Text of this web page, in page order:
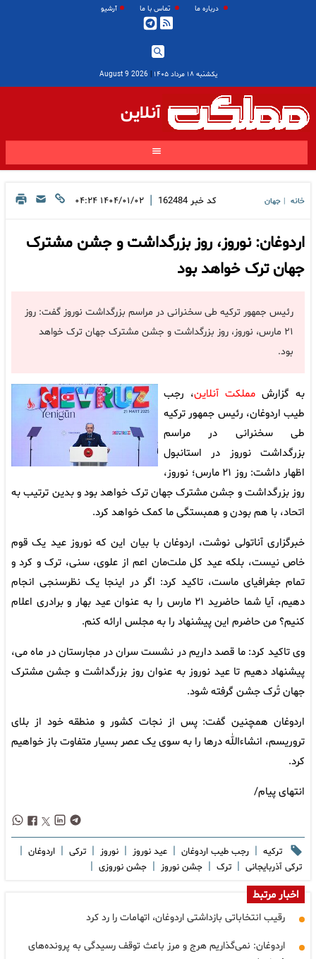
درباره ما تماس با ما آرشیو
یکشنبه ۱۸ مرداد ۱۴۰۵ |
2026 August 9
آنلاین
خانه جهان کد خبر 162484
| ۱۴۰۴/۰۱/۰۲ ۰۴:۲۴
اردوغان: نوروز، روز بزرگداشت و جشن مشترک
جهان ترک خواهد بود
رئیس جمهور ترکیه طی سخنرانی در مراسم بزرگداشت نوروز گفت: روز
۲۱ مارس، نوروز، روز بزرگداشت و جشن مشترک جهان ترک خواهد
بود.
به گزارش مملکت آنلاین، رجب
طیب اردوغان، رئیس جمهور ترکیه
طی سخنرانی در مراسم
بزرگداشت نوروز در استانبول
اظهار داشت: روز ۲۱ مارس؛ نوروز،
روز بزرگداشت و جشن مشترک جهان ترک خواهد بود و بدین ترتیب به
اتحاد، با هم بودن و همبستگی ما کمک خواهد کرد.
خبرگزاری آناتولی نوشت، اردوغان با بیان این که نوروز عید یک قوم
خاص نیست، بلکه عید کل ملت‌مان اعم از علوی، سنی، ترک و کرد و
تمام جغرافیای ماست، تاکید کرد: اگر در اینجا یک نظرسنجی انجام
دهیم، آیا شما حاضرید ۲۱ مارس را به عنوان عید بهار و برادری اعلام
کنیم؟ من حاضرم این پیشنهاد را به مجلس ارائه کنم.
وی تاکید کرد: ما قصد داریم در نشست سران در مجارستان در ماه می،
پیشنهاد دهیم تا عید نوروز به عنوان روز بزرگداشت و جشن مشترک
جهان تُرک جشن گرفته شود.
اردوغان همچنین گفت: پس از نجات کشور و منطقه خود از بلای
تروریسم، انشاءالله درها را به سوی یک عصر بسیار متفاوت باز خواهیم
کرد.
انتهای پیام/
ترکیه | رجب طیب اردوغان | عید نوروز | نوروز | ترکی | اردوغان |
ترکی آذربایجانی | ترک | جشن نوروز | جشن نوروزی |
اخبار مرتبط
رقیب انتخاباتی بازداشتی اردوغان، اتهامات را رد کرد
اردوغان: نمی‌گذاریم هرج و مرز باعث توقف رسیدگی به پرونده‌های